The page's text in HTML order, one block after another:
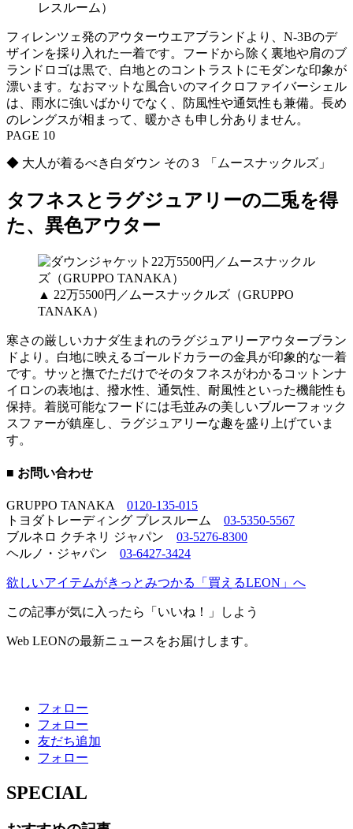
レスルーム）
フィレンツェ発のアウターウエアブランドより、N-3Bのデ
ザインを採り入れた一着です。フードから除く裏地や肩のブ
ランドロゴは黒で、白地とのコントラストにモダンな印象が
漂います。なおマットな風合いのマイクロファイバーシェル
は、雨水に強いばかりでなく、防風性や通気性も兼備。長め
のレングスが相まって、暖かさも申し分ありません。
PAGE 10
◆ 大人が着るべき白ダウン その３ 「ムースナックルズ」
タフネスとラグジュアリーの二兎を得
た、異色アウター
▲ 22万5500円／ムースナックルズ（GRUPPO
TANAKA）
寒さの厳しいカナダ生まれのラグジュアリーアウターブラン
ドより。白地に映えるゴールドカラーの金具が印象的な一着
です。サッと撫でただけでそのタフネスがわかるコットンナ
イロンの表地は、撥水性、通気性、耐風性といった機能性も
保持。着脱可能なフードには毛並みの美しいブルーフォック
スファーが鎮座し、ラグジュアリーな趣を盛り上げていま
す。
■ お問い合わせ
GRUPPO TANAKA 0120-135-015
トヨダトレーディング プレスルーム 03-5350-5567
ブルネロ クチネリ ジャパン 03-5276-8300
ヘルノ・ジャパン 03-6427-3424
欲しいアイテムがきっとみつかる「買えるLEON」へ
この記事が気に入ったら「いいね！」しよう
Web LEONの最新ニュースをお届けします。
フォロー
フォロー
友だち追加
フォロー
SPECIAL